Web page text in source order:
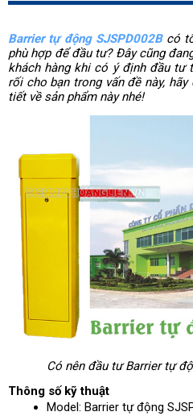
Barrier tự động SJSPD002B có
phù hợp để đầu tư? Đây cũng
khách hàng khi có ý định đầu
rối cho bạn trong vấn đề này,
tiết về sản phẩm này nhé!
Có nên đầu tư Barrier tự
Thông số kỹ thuật
Model: Barrier tự động